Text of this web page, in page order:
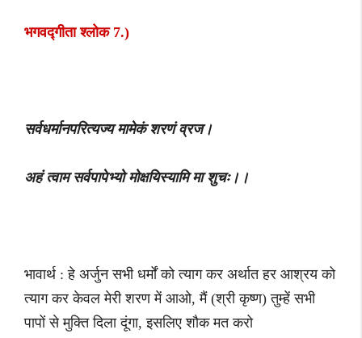
भगवद्गीता श्लोक 7.)
सर्वधर्मानपरित्यज्य मामेकं शरणं व्रज।
अहं त्वाम सर्वपापेभ्यो मोक्षयिस्यामि मा शुचः।।
भावार्थ : हे अर्जुन सभी धर्मों को त्याग कर अर्थात हर आश्रय को
त्याग कर केवल मेरी शरण में आओ, मैं (श्री कृष्ण) तुम्हें सभी
पापों से मुक्ति दिला दूंगा, इसलिए शौक मत करो